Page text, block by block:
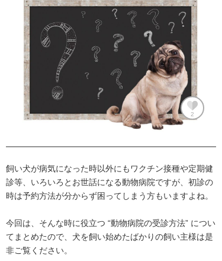
2
飼い犬が病気になった時以外にもワクチン接種や定期健
診等、いろいろとお世話になる動物病院ですが、初診の
時は予約方法が分からず困ってしまう方もいますよね。
今回は、そんな時に役立つ “動物病院の受診方法” につい
てまとめたので、犬を飼い始めたばかりの飼い主様は是
非ご覧ください。